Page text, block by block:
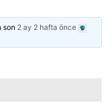
son 2 ay 2 hafta önce